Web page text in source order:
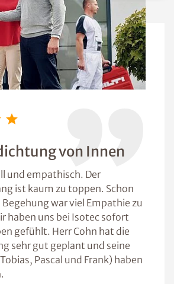
von Innen
und empathisch. Der
ist kaum zu toppen. Schon
war viel Empathie zu
haben uns bei Isotec sofort
gefühlt. Herr Cohn hat die
sehr gut geplant und seine
Pascal und Frank) haben